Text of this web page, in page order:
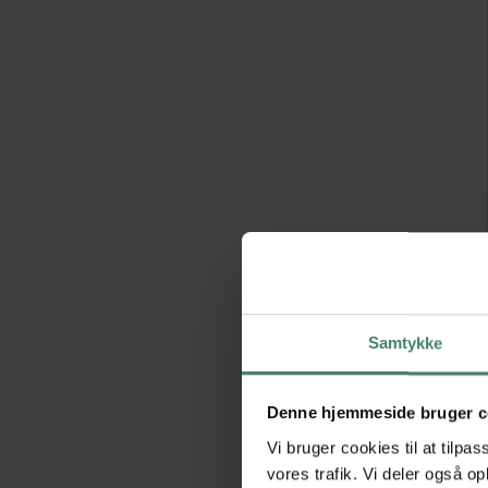
Samtykke
Denne hjemmeside bruger
Vi bruger cookies til at
vores trafik. Vi deler også